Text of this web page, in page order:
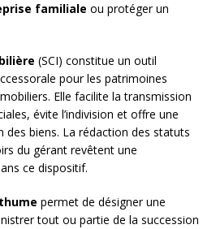
familiale ou protéger un
(SCI) constitue un outil
pour les patrimoines
Elle facilite la transmission
évite l’indivision et offre une
des biens. La rédaction des statuts
du gérant revêtent une
ce dispositif.
permet de désigner une
tout ou partie de la succession